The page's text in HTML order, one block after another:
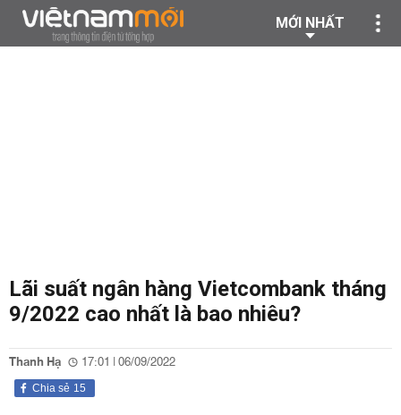
MỚI NHẤT
Lãi suất ngân hàng Vietcombank tháng
9/2022 cao nhất là bao nhiêu?
Thanh Hạ 17:01 | 06/09/2022
15
Chia sẻ